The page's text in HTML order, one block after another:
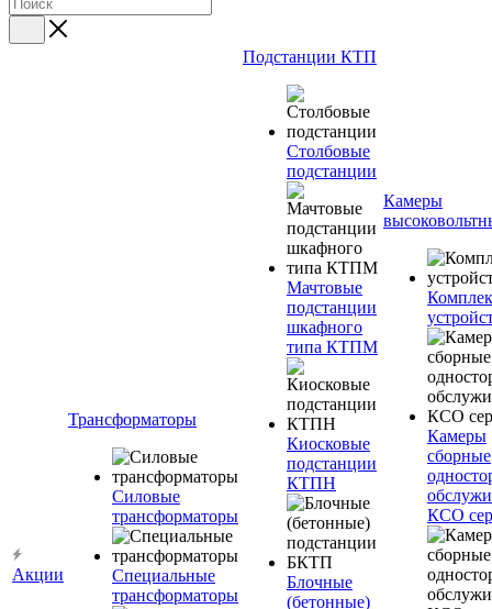
Акции
Трансформаторы
Силовые
трансформаторы
Специальные
трансформаторы
Подстанции КТП
Столбовые
подстанции
Мачтовые
подстанции
шкафного
типа КТПМ
Киосковые
подстанции
КТПН
Блочные
(бетонные)
Камеры
Камеры
сборные
КСО